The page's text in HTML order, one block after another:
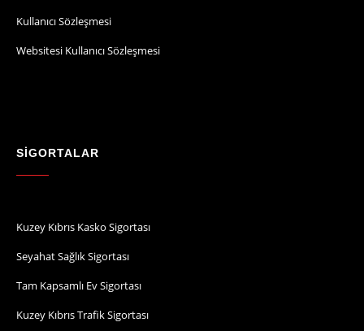
Kullanıcı Sözleşmesi
Websitesi Kullanıcı Sözleşmesi
SİGORTALAR
Kuzey Kıbrıs Kasko Sigortası
Seyahat Sağlık Sigortası
Tam Kapsamlı Ev Sigortası
Kuzey Kıbrıs Trafik Sigortası